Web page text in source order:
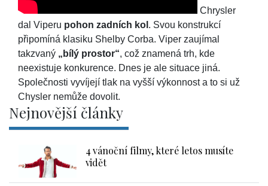
Chrysler
dal Viperu pohon zadních kol . Svou konstrukcí
připomíná klasiku Shelby Corba. Viper zaujímal
takzvaný „bílý prostor“, což znamená trh, kde
neexistuje konkurence. Dnes je ale situace jiná.
Společnosti vyvíjejí tlak na vyšší výkonnost a to si už
Chysler nemůže dovolit.
Nejnovější články
4 vánoční filmy, které letos musíte
vidět